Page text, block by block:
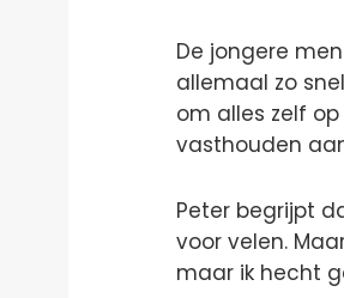
De jongere
allemaal zo
om alles zelf
vasthouden
Peter begrijpt
voor velen.
maar ik hecht